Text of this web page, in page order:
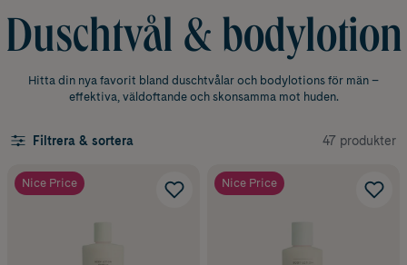
Duschtvål & bodylotion
Hitta din nya favorit bland duschtvålar och bodylotions för män –
effektiva, väldoftande och skonsamma mot huden.
Filtrera & sortera 47 produkter
Nice Price Nice Price